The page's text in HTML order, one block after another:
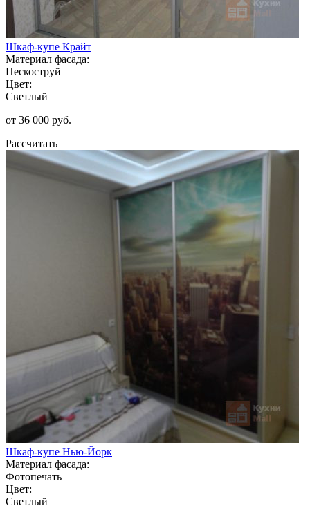
Шкаф-купе Крайт
Материал фасада:
Пескоструй
Цвет:
Светлый
от 36 000 руб.
Рассчитать
Шкаф-купе Нью-Йорк
Материал фасада:
Фотопечать
Цвет:
Светлый